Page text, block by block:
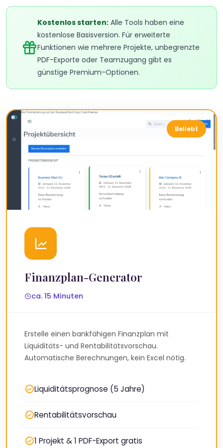
Kostenlos starten: Alle Tools haben eine
kostenlose Basisversion. Für erweiterte
Funktionen wie mehrere Projekte, unbegrenzte
PDF-Exporte oder Teamzugang gibt es
günstige Premium-Optionen.
Finanzplan-Generator
ca. 15 Minuten
Erstelle einen bankfähigen Finanzplan mit
Liquiditäts- und Rentabilitätsvorschau.
Automatische Berechnungen, kein Excel nötig.
Liquiditätsprognose (5 Jahre)
Rentabilitätsvorschau
1 Projekt & 1 PDF-Export gratis